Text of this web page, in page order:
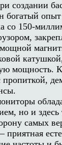
создании
богатый опыт
со 150-
мощность.
пропиткой,
но и
самых